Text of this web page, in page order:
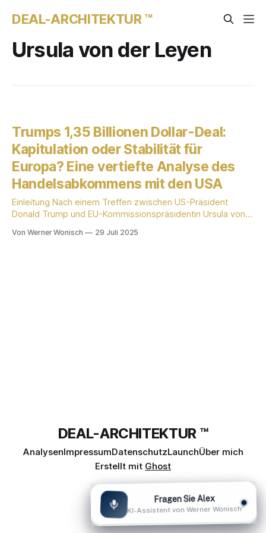
DEAL-ARCHITEKTUR ™
Ursula von der Leyen
Trumps 1,35 Billionen Dollar-Deal:
Kapitulation oder Stabilität für
Europa? Eine vertiefte Analyse des
Handelsabkommens mit den USA
Einleitung Nach einem Treffen zwischen US-Präsident
Donald Trump und EU-Kommissionspräsidentin Ursula von
Handelsabkommen an, das ein Volumen von über 1,35
Von Werner Wonisch 29 Juli 2025
DEAL-ARCHITEKTUR ™
AnalysenImpressumDatenschutzLaunchÜber mich
Erstellt mit Ghost